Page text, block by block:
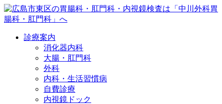
診療案内
消化器内科
大腸・肛門科
外科
内科・生活習慣病
自費診療
内視鏡ドック